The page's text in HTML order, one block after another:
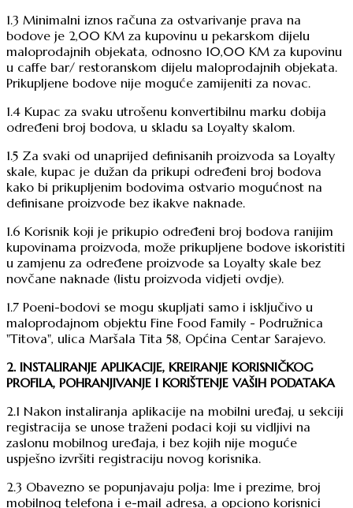
1.3 Minimalni iznos računa za ostvarivanje prava na
bodove je 2,00 KM za kupovinu u pekarskom dijelu
maloprodajnih objekata, odnosno 10,00 KM za kupovinu
u caffe bar/ restoranskom dijelu maloprodajnih objekata.
Prikupljene bodove nije moguće zamijeniti za novac.
1.4 Kupac za svaku utrošenu konvertibilnu marku dobija
određeni broj bodova, u skladu sa Loyalty skalom.
1.5 Za svaki od unaprijed definisanih proizvoda sa Loyalty
skale, kupac je dužan da prikupi određeni broj bodova
kako bi prikupljenim bodovima ostvario mogućnost na
definisane proizvode bez ikakve naknade.
1.6 Korisnik koji je prikupio određeni broj bodova ranijim
kupovinama proizvoda, može prikupljene bodove iskoristiti
u zamjenu za određene proizvode sa Loyalty skale bez
novčane naknade (listu proizvoda vidjeti ovdje).
1.7 Poeni-bodovi se mogu skupljati samo i isključivo u
maloprodajnom objektu Fine Food Family - Podružnica
"Titova", ulica Maršala Tita 58, Općina Centar Sarajevo.
2. INSTALIRANJE APLIKACIJE, KREIRANJE KORISNIČKOG
PROFILA, POHRANJIVANJE I KORIŠTENJE VAŠIH PODATAKA
2.1 Nakon instaliranja aplikacije na mobilni uređaj, u sekciji
registracija se unose traženi podaci koji su vidljivi na
zaslonu mobilnog uređaja, i bez kojih nije moguće
uspješno izvršiti registraciju novog korisnika.
2.3 Obavezno se popunjavaju polja: Ime i prezime, broj
mobilnog telefona i e-mail adresa, a opciono korisnici